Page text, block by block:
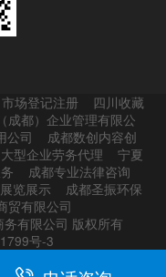
市场登记注册
四川收藏
成都）企业管理有限公
公司
成都数创内容创
型企业劳务代理
宁夏
成都专业法律咨询
览展示
成都圣振环保
贸有限公司
有限公司 版权所有
号-3